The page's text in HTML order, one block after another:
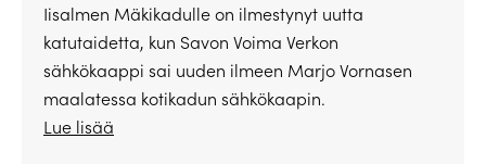
Iisalmen Mäkikadulle on ilmestynyt uutta
katutaidetta, kun Savon Voima Verkon
sähkökaappi sai uuden ilmeen Marjo Vornasen
maalatessa kotikadun sähkökaapin.
Lue lisää